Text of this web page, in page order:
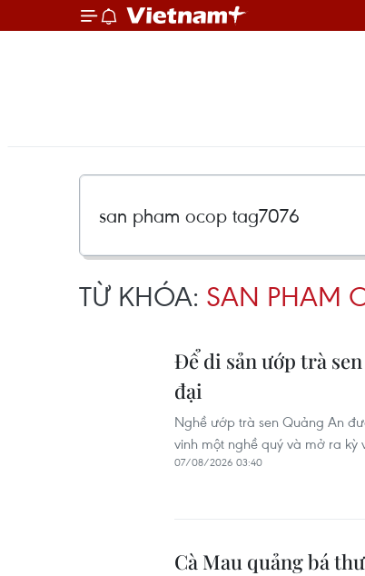
TỪ KHÓA: SAN PHAM
Để di sản ướp trà
đại
Nghề ướp trà sen Quảng An
vinh một nghề quý và mở ra kỳ
07/08/2026 03:40
Cà Mau quảng bá